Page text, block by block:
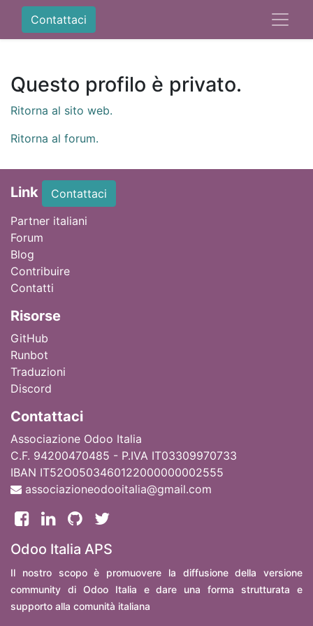
Contattaci
Questo profilo è privato.
Ritorna al sito web.
Ritorna al forum.
Link
Contattaci
Partner italiani
Forum
Blog
Contribuire
Contatti
Risorse
GitHub
Runbot
Traduzioni
Discord
Contattaci
Associazione Odoo Italia
C.F. 94200470485 - P.IVA IT03309970733
IBAN IT52O0503460122000000002555
associazioneodooitalia@gmail.com
Odoo Italia APS
Il nostro scopo è promuovere la diffusione della versione
community di Odoo Italia e dare una forma strutturata e
supporto alla comunità italiana